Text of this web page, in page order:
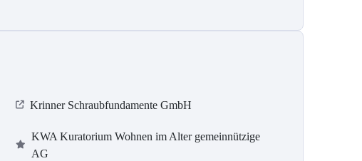
Krinner Schraubfundamente GmbH
KWA Kuratorium Wohnen im Alter gemeinnützige
AG